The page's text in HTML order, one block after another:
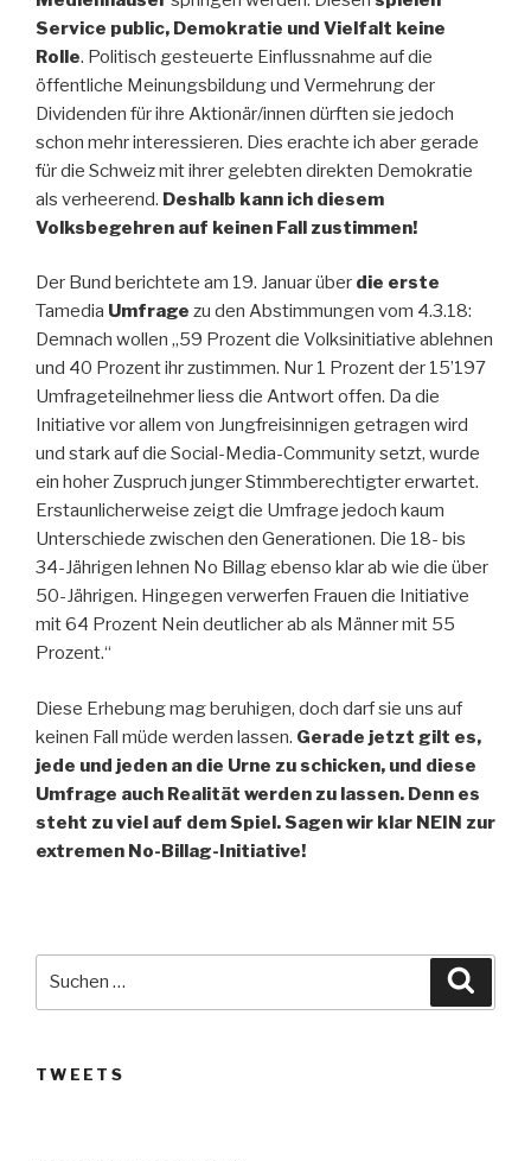
Service public, Demokratie und Vielfalt keine
Rolle. Politisch gesteuerte Einflussnahme auf die
öffentliche Meinungsbildung und Vermehrung der
Dividenden für ihre Aktionär/innen dürften sie jedoch
schon mehr interessieren. Dies erachte ich aber gerade
für die Schweiz mit ihrer gelebten direkten Demokratie
als verheerend. Deshalb kann ich diesem
Volksbegehren auf keinen Fall zustimmen!
Der Bund berichtete am 19. Januar über die erste
Tamedia Umfrage zu den Abstimmungen vom 4.3.18:
Demnach wollen „59 Prozent die Volksinitiative ablehnen
und 40 Prozent ihr zustimmen. Nur 1 Prozent der 15’197
Umfrageteilnehmer liess die Antwort offen. Da die
Initiative vor allem von Jungfreisinnigen getragen wird
und stark auf die Social-Media-Community setzt, wurde
ein hoher Zuspruch junger Stimmberechtigter erwartet.
Erstaunlicherweise zeigt die Umfrage jedoch kaum
Unterschiede zwischen den Generationen. Die 18- bis
34-Jährigen lehnen No Billag ebenso klar ab wie die über
50-Jährigen. Hingegen verwerfen Frauen die Initiative
mit 64 Prozent Nein deutlicher ab als Männer mit 55
Prozent.“
Diese Erhebung mag beruhigen, doch darf sie uns auf
keinen Fall müde werden lassen. Gerade jetzt gilt es,
jede und jeden an die Urne zu schicken, und diese
Umfrage auch Realität werden zu lassen. Denn es
steht zu viel auf dem Spiel. Sagen wir klar NEIN zur
extremen No-Billag-Initiative!
TWEETS